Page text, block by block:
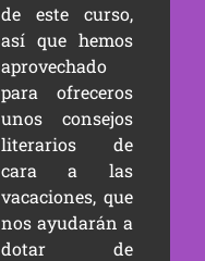
de este curso,
así que hemos
aprovechado
para ofreceros
unos consejos
literarios de
cara a las
vacaciones, que
nos ayudarán a
dotar de